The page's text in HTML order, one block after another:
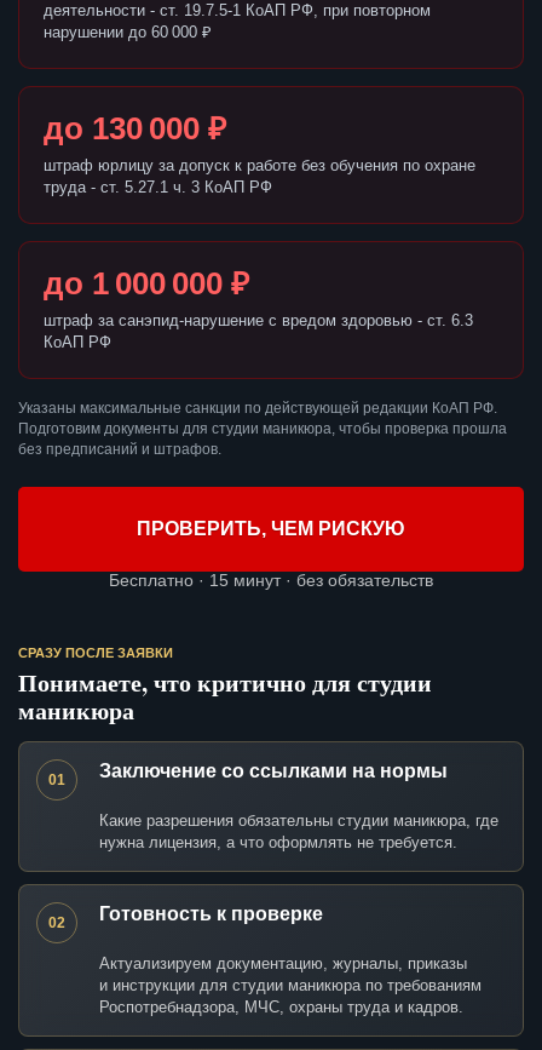
деятельности - ст. 19.7.5-1 КоАП РФ, при повторном
нарушении до 60 000 ₽
до 130 000 ₽
штраф юрлицу за допуск к работе без обучения по охране
труда - ст. 5.27.1 ч. 3 КоАП РФ
до 1 000 000 ₽
штраф за санэпид-нарушение с вредом здоровью - ст. 6.3
КоАП РФ
Указаны максимальные санкции по действующей редакции КоАП РФ.
Подготовим документы для студии маникюра, чтобы проверка прошла
без предписаний и штрафов.
ПРОВЕРИТЬ, ЧЕМ РИСКУЮ
Бесплатно · 15 минут · без обязательств
СРАЗУ ПОСЛЕ ЗАЯВКИ
Понимаете, что критично для студии
маникюра
01 Заключение со ссылками на нормы
Какие разрешения обязательны студии маникюра, где
нужна лицензия, а что оформлять не требуется.
02 Готовность к проверке
Актуализируем документацию, журналы, приказы
и инструкции для студии маникюра по требованиям
Роспотребнадзора, МЧС, охраны труда и кадров.